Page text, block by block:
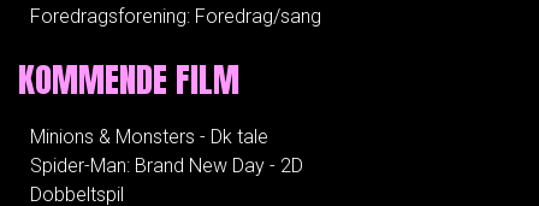
Foredragsforening: Foredrag/sang
KOMMENDE FILM
Minions & Monsters - Dk tale
Spider-Man: Brand New Day - 2D
Dobbeltspil